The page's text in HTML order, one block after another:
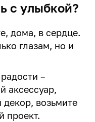
с улыбкой?
дома, в сердце.
глазам, но и
–
аксессуар,
возьмите
проект.